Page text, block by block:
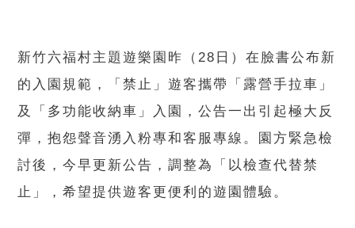
新竹六福村主題遊樂園昨（28日）在臉書公布新
的入園規範，「禁止」遊客攜帶「露營手拉車」
及「多功能收納車」入園，公告一出引起極大反
彈，抱怨聲音湧入粉專和客服專線。園方緊急檢
討後，今早更新公告，調整為「以檢查代替禁
止」，希望提供遊客更便利的遊園體驗。